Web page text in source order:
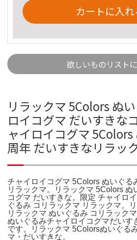
カートに入れ
欲しいものリスト
リラックマ 5Colors ぬ
ロイコグマ だいすきな
ャイロイコグマ
周年 だいすきなリラッ
チャイロイコグマ 5Colors ぬいぐる
リラックマ。リラックマ 5Colors ぬ
コグマ だいすきな。限定 チャイロ
ぐるみ コリラックマ リラックマ。
リラックマ ぬいぐるみ コリラック
ぬいぐるみチャイロイコグマだいす
です。リラックマ 5Colorsぬいぐる
マ・だいすきな。